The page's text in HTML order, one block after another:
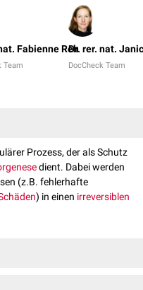
Fabienne Reh
Team
Dr. rer. nat.
DocCheck Team
Prozess, der als Schutz
dient. Dabei werden
(z.B. fehlerhafte
) in einen irreversiblen